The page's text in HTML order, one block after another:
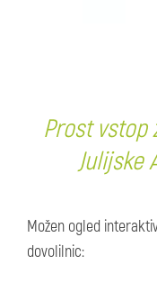
Prost vstop
Julijske
Možen ogled
dovolilnic: